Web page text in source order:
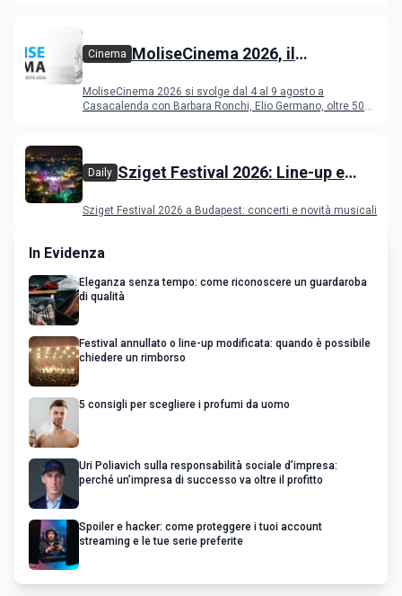
Cinema MoliseCinema 2026, il
MoliseCinema 2026 si svolge dal 4 al 9 agosto a
Casacalenda con Barbara Ronchi, Elio Germano, oltre 50
Daily Sziget Festival 2026: Line-up e
Sziget Festival 2026 a Budapest: concerti e novità musicali
In Evidenza
Eleganza senza tempo: come riconoscere un guardaroba
di qualità
Festival annullato o line-up modificata: quando è possibile
chiedere un rimborso
5 consigli per scegliere i profumi da uomo
Uri Poliavich sulla responsabilità sociale d’impresa:
perché un’impresa di successo va oltre il profitto
Spoiler e hacker: come proteggere i tuoi account
streaming e le tue serie preferite